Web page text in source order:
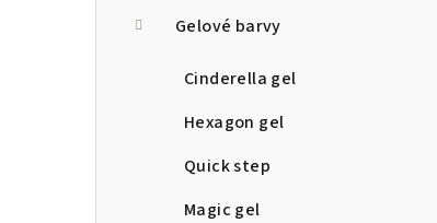
Gelové barvy
Cinderella gel
Hexagon gel
Quick step
Magic gel